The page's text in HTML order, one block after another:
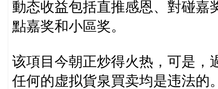
動态收益包括直推感恩、對碰嘉
點嘉奖和小區奖。
该項目今朝正炒得火热，可是，
任何的虚拟貨泉買卖均是违法的